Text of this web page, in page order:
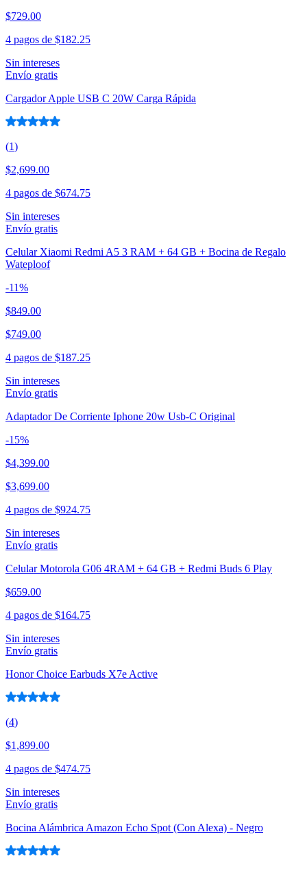
$729.00
4 pagos de $182.25
Sin intereses
Envío gratis
Cargador Apple USB C 20W Carga Rápida
(1)
$2,699.00
4 pagos de $674.75
Sin intereses
Envío gratis
Celular Xiaomi Redmi A5 3 RAM + 64 GB + Bocina de Regalo
Wateploof
-11%
$849.00
$749.00
4 pagos de $187.25
Sin intereses
Envío gratis
Adaptador De Corriente Iphone 20w Usb-C Original
-15%
$4,399.00
$3,699.00
4 pagos de $924.75
Sin intereses
Envío gratis
Celular Motorola G06 4RAM + 64 GB + Redmi Buds 6 Play
$659.00
4 pagos de $164.75
Sin intereses
Envío gratis
Honor Choice Earbuds X7e Active
(4)
$1,899.00
4 pagos de $474.75
Sin intereses
Envío gratis
Bocina Alámbrica Amazon Echo Spot (Con Alexa) - Negro